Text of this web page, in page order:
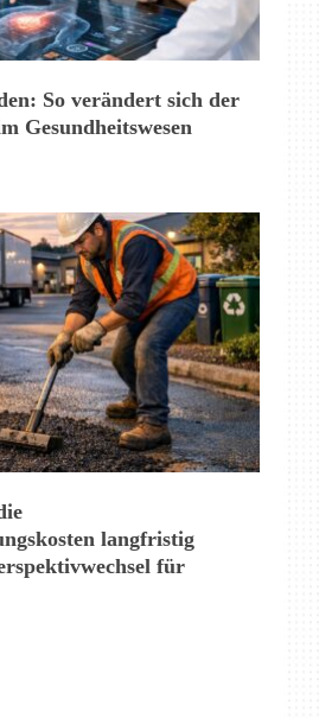
So verändert sich der
Gesundheitswesen
langfristig
für